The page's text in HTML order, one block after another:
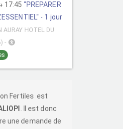
17:45 "PREPARER
- 1 jour
HOTEL DU
-
Fertiles est
. Il est donc
une demande de